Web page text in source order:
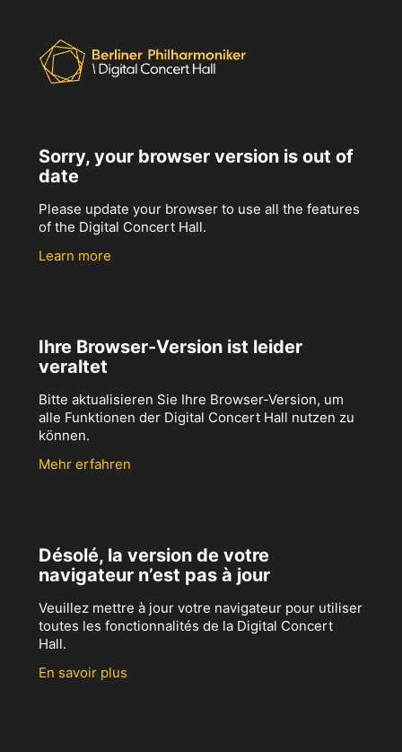
Sorry, your browser version is out of
date
Please update your browser to use all the features
of the Digital Concert Hall.
Learn more
Ihre Browser-Version ist leider
veraltet
Bitte aktualisieren Sie Ihre Browser-Version, um
alle Funktionen der Digital Concert Hall nutzen zu
können.
Mehr erfahren
Désolé, la version de votre
navigateur n’est pas à jour
Veuillez mettre à jour votre navigateur pour utiliser
toutes les fonctionnalités de la Digital Concert
Hall.
En savoir plus